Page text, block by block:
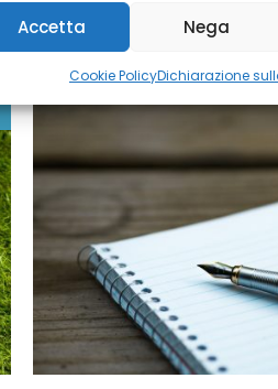
Accetta Nega
Cookie PolicyDichiarazione
“Giovedì d’Estate
l’orto bio-psico-